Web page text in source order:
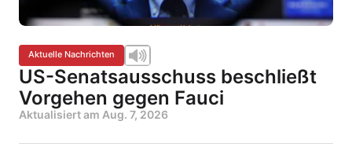
Aktuelle Nachrichten
US-Senatsausschuss beschließt
Vorgehen gegen Fauci
Aktualisiert am Aug. 7, 2026